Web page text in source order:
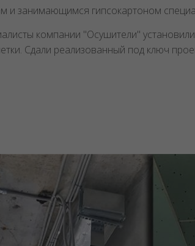
и занимающимся гипсокартоном
компании "Осушители"
Сдали реализованный под ключ